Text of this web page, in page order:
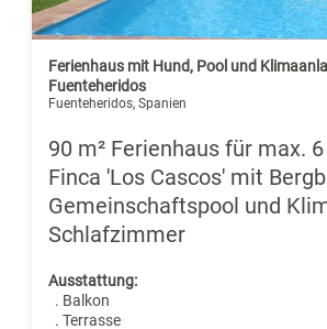
Ferienhaus mit Hund, Pool und
Fuenteheridos
Fuenteheridos, Spanien
90 m² Ferienhaus für max.
Finca 'Los Cascos' mit
Gemeinschaftspool und
Schlafzimmer
Ausstattung:
. Balkon
. Terrasse